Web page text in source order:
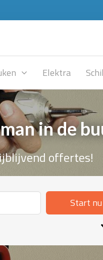
Elektra
in de
offertes!
Start